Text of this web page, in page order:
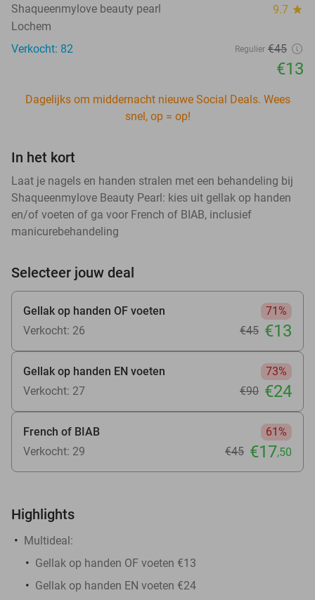
Shaqueenmylove beauty pearl 9.7 star
Lochem
Verkocht: 82
Regulier €45
€13
Dagelijks om middernacht nieuwe Social Deals. Wees
snel, op = op!
In het kort
Laat je nagels en handen stralen met een behandeling bij
Shaqueenmylove Beauty Pearl: kies uit gellak op handen
en/of voeten of ga voor French of BIAB, inclusief
manicurebehandeling
Selecteer jouw deal
Gellak op handen OF voeten
71%
Verkocht: 26
€45 €13
Gellak op handen EN voeten
73%
Verkocht: 27
€90 €24
French of BIAB
61%
Verkocht: 29
€45 €17,50
Highlights
Multideal:
Gellak op handen OF voeten €13
Gellak op handen EN voeten €24